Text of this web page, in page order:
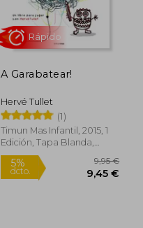
A Garabatear!
Hervé Tullet
(1)
Timun Mas Infantil, 2015, 1
Edición, Tapa Blanda,
Nuevo